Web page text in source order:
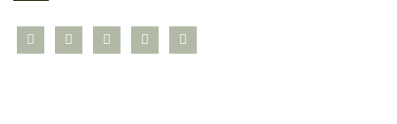
bloglovininstagramtwitter pinterest
mail